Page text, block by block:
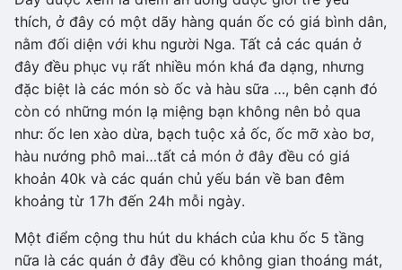
thích, ở đây có một dãy hàng quán ốc có giá bình dân,
nằm đối diện với khu người Nga. Tất cả các quán ở
đây đều phục vụ rất nhiều món khá đa dạng, nhưng
đặc biệt là các món sò ốc và hàu sữa …, bên cạnh đó
còn có những món lạ miệng bạn không nên bỏ qua
như: ốc len xào dừa, bạch tuộc xả ốc, ốc mỡ xào bơ,
hàu nướng phô mai…tất cả món ở đây đều có giá
khoản 40k và các quán chủ yếu bán về ban đêm
khoảng từ 17h đến 24h mỗi ngày.
Một điểm cộng thu hút du khách của khu ốc 5 tầng
nữa là các quán ở đây đều có không gian thoáng mát,